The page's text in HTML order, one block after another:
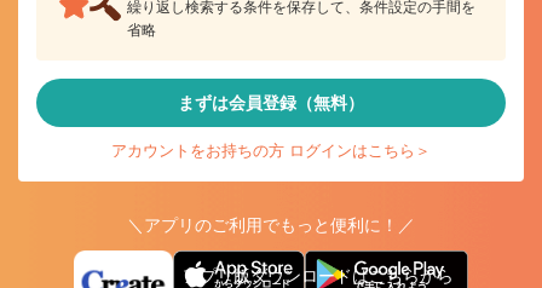
繰り返し検索する条件を保存して、条件設定の手間を
省略
まずは会員登録（無料）
アカウントをお持ちの方 ログインはこちら＞
＼アプリのご利用でもっと便利に！／
アプリ版ダウンロードはこちらから